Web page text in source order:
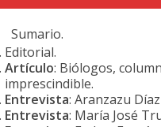
Sumario.
Editorial.
Artículo: Biólogos,
imprescindible.
Entrevista: Aranzazu
Entrevista: María José